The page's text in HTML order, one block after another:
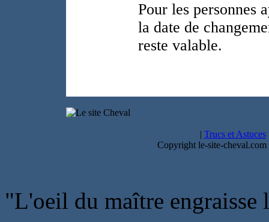
Pour les personnes
la date de
reste valable.
| Trucs et Astuces
Copyright le-site-
"L'oeil du maître engraisse